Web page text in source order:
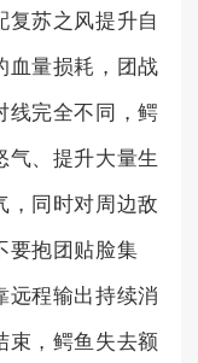
复苏之风提升自
血量损耗，团战
线完全不同，鳄
气、提升大量生
，同时对周边敌
要抱团贴脸集
远程输出持续消
束，鳄鱼失去额